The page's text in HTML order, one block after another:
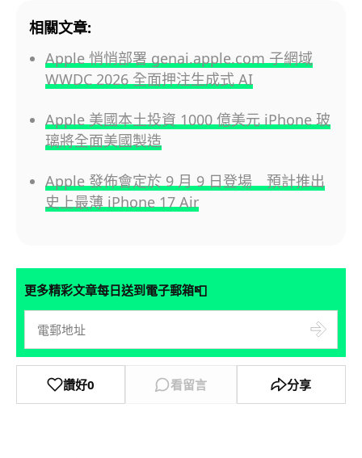
相關文章:
Apple 悄悄部署 genai.apple.com 子網域
WWDC 2026 全面押注生成式 AI
Apple 美國本土投資 1000 億美元 iPhone 玻
璃將全面美國製造
Apple 發佈會定於 9 月 9 日登場 預計推出
史上最薄 iPhone 17 Air
更多精彩文章每日送到電子郵箱📮
讚好0 看留言 分享